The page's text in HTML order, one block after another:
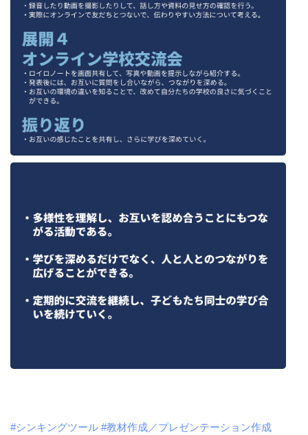
#シンキングツール #教材作成／プレゼンテーション作成